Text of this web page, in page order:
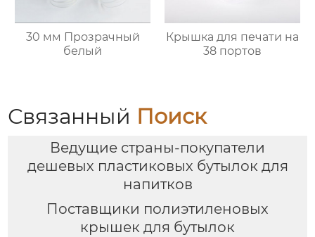
30 мм Прозрачный
белый
Крышка для печати на
38 портов
Связанный Поиск
Ведущие страны-покупатели
дешевых пластиковых бутылок для
напитков
Поставщики полиэтиленовых
крышек для бутылок